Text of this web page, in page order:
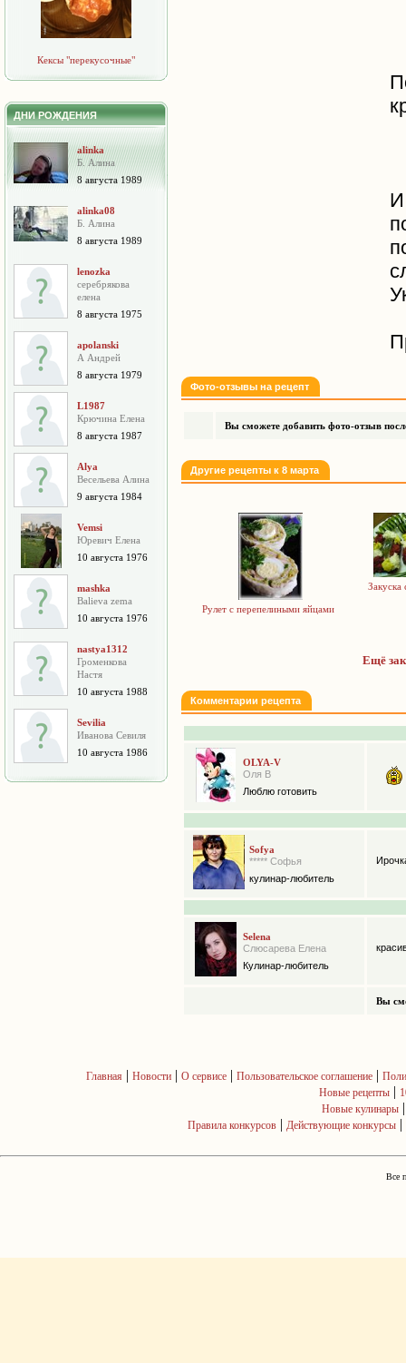
Кексы "перекусочные"
ДНИ РОЖДЕНИЯ
alinka
Б. Алина
8 августа 1989
alinka08
Б. Алина
8 августа 1989
lenozka
серебрякова
елена
8 августа 1975
apolanski
А Андрей
8 августа 1979
L1987
Крючина Елена
8 августа 1987
Alya
Весельева Алина
9 августа 1984
Vemsi
Юревич Елена
10 августа 1976
mashka
Balieva zema
10 августа 1976
nastya1312
Громенкова
Настя
10 августа 1988
Sevilia
Иванова Севиля
10 августа 1986
Фото-отзывы на рецепт
Вы сможете добавить фото-отзыв
Другие рецепты к 8 марта
Рулет с перепелиными яйцами
Закуска
Ещё
Комментарии рецепта
OLYA-V
Оля В
Люблю готовить
Sofya
***** Софья
кулинар-любитель
Selena
Слюсарева Елена
Кулинар-любитель
Вы
Главная | Новости| О сервисе| Пользовательское соглашение|
Новые рецепты |
Новые кулинары
Правила конкурсов | Действующие конкурсы |
Все